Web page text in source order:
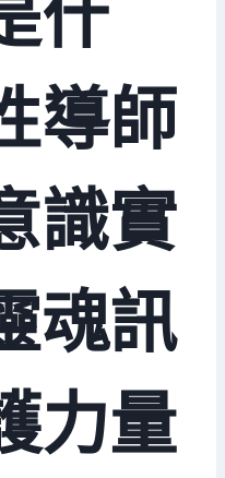
什
導師
識實
魂訊
力量